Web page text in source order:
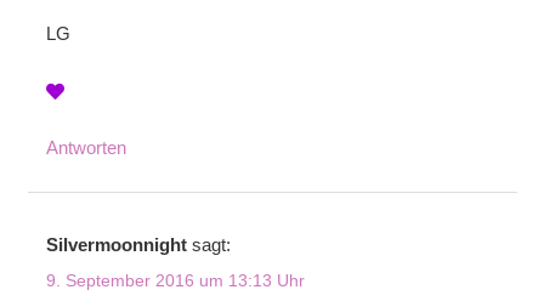
LG
Antworten
Silvermoonnight sagt:
9. September 2016 um 13:13 Uhr